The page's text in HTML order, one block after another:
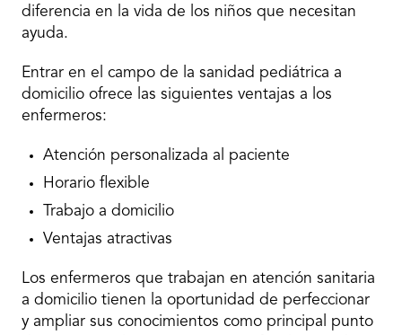
diferencia en la vida de los niños que necesitan
ayuda.
Entrar en el campo de la sanidad pediátrica a
domicilio ofrece las siguientes ventajas a los
enfermeros:
Atención personalizada al paciente
Horario flexible
Trabajo a domicilio
Ventajas atractivas
Los enfermeros que trabajan en atención sanitaria
a domicilio tienen la oportunidad de perfeccionar
y ampliar sus conocimientos como principal punto